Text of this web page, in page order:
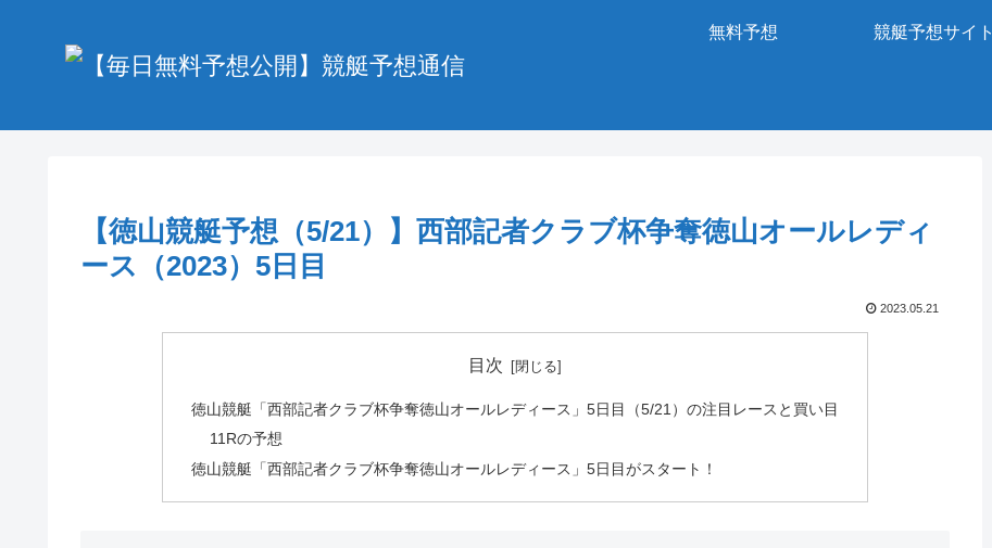
無料予想 競艇予想サイト
【徳山競艇予想（5/21）】西部記者クラブ杯争奪徳山オールレディ
ース（2023）5日目
2023.05.21
目次
徳山競艇「西部記者クラブ杯争奪徳山オールレディース」5日目（5/21）の注目レースと買い目
11Rの予想
徳山競艇「西部記者クラブ杯争奪徳山オールレディース」5日目がスタート！